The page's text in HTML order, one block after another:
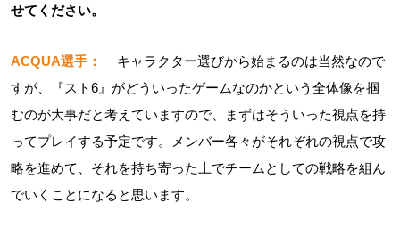
せてください。
ACQUA選手：
キャラクター選びから始まるのは当然なので
すが、『スト6』がどういったゲームなのかという全体像を掴
むのが大事だと考えていますので、まずはそういった視点を持
ってプレイする予定です。メンバー各々がそれぞれの視点で攻
略を進めて、それを持ち寄った上でチームとしての戦略を組ん
でいくことになると思います。